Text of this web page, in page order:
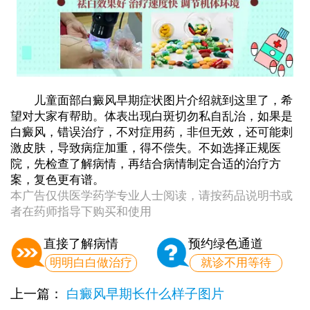
儿童面部白癜风早期症状图片介绍就到这里了，希
望对大家有帮助。体表出现白斑切勿私自乱治，如果是
白癜风，错误治疗，不对症用药，非但无效，还可能刺
激皮肤，导致病症加重，得不偿失。不如选择正规医
院，先检查了解病情，再结合病情制定合适的治疗方
案，复色更有谱。
本广告仅供医学药学专业人士阅读，请按药品说明书或
者在药师指导下购买和使用
直接了解病情
明明白白做治疗
预约绿色通道
就诊不用等待
上一篇： 白癜风早期长什么样子图片